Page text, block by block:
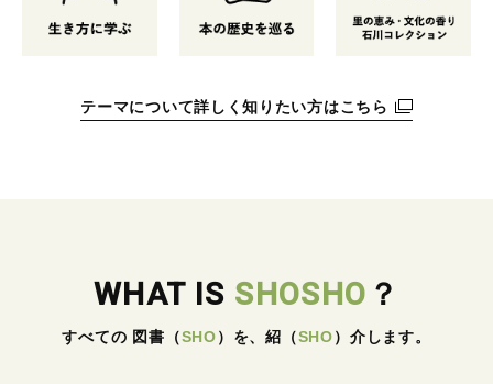
テーマについて詳しく知りたい方はこちら
WHAT IS SHOSHO ？
すべての 図書 （SHO） を、紹 （SHO） 介します。